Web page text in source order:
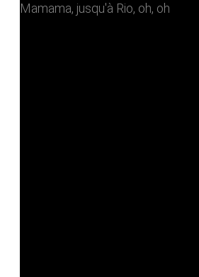
Mamama, jusqu'à Rio, oh, oh